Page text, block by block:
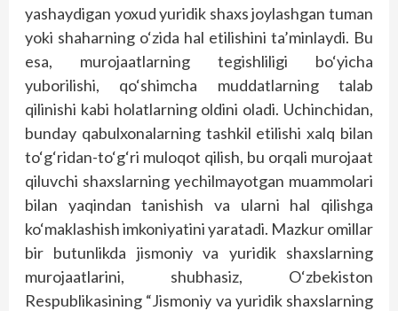
yashaydigan yoxud yuridik shaxs joylashgan tuman
yoki shaharning o‘zida hal etilishini ta’minlaydi. Bu
esa, murojaatlarning tegishliligi bo‘yicha
yuborilishi, qo‘shimcha muddatlarning talab
qilinishi kabi holatlarning oldini oladi. Uchinchidan,
bunday qabulxonalarning tashkil etilishi xalq bilan
to‘g‘ridan-to‘g‘ri muloqot qilish, bu orqali murojaat
qiluvchi shaxslarning yechilmayotgan muammolari
bilan yaqindan tanishish va ularni hal qilishga
ko‘maklashish imkoniyatini yaratadi. Mazkur omillar
bir butunlikda jismoniy va yuridik shaxslarning
murojaatlarini, shubhasiz, O‘zbekiston
Respublikasining “Jismoniy va yuridik shaxslarning